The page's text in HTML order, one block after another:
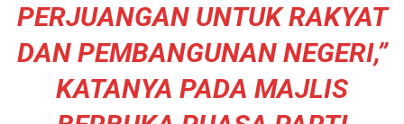
PERJUANGAN UNTUK RAKYAT
DAN PEMBANGUNAN NEGERI,”
KATANYA PADA MAJLIS